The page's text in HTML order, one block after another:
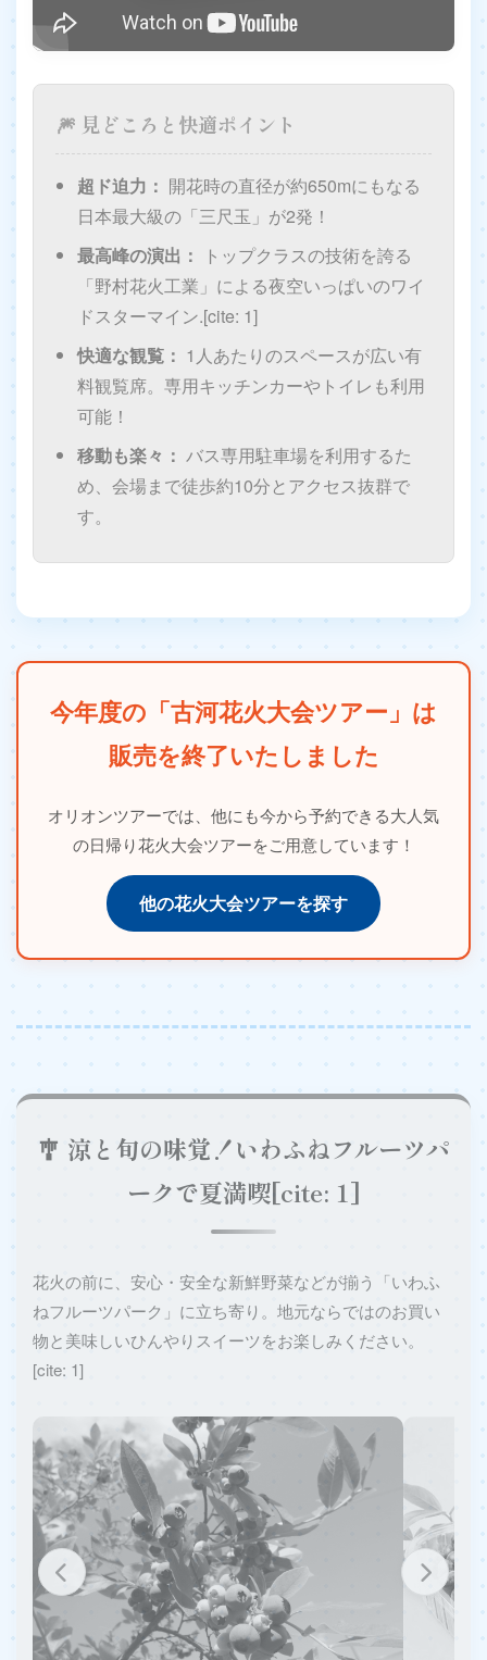
🎆 見どころと快適ポイント
超ド迫力： 開花時の直径が約650mにもなる
日本最大級の「三尺玉」が2発！
最高峰の演出：
トップクラスの技術を誇る
「野村花火工業」による夜空いっぱいのワイ
ドスターマイン.[cite: 1]
快適な観覧： 1人あたりのスペースが広い有
料観覧席。専用キッチンカーやトイレも利用
可能！
移動も楽々： バス専用駐車場を利用するた
め、会場まで徒歩約10分とアクセス抜群で
す。
今年度の「古河花火大会ツアー」は
販売を終了いたしました
オリオンツアーでは、他にも今から予約できる大人気
の日帰り花火大会ツアーをご用意しています！
他の花火大会ツアーを探す
🎐 涼と旬の味覚！いわふねフルーツパ
ークで夏満喫[cite: 1]
花火の前に、安心・安全な新鮮野菜などが揃う「いわふ
ねフルーツパーク」に立ち寄り。地元ならではのお買い
物と美味しいひんやりスイーツをお楽しみください。
[cite: 1]